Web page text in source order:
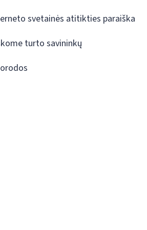
svetainės atitikties paraiška
turto savininkų